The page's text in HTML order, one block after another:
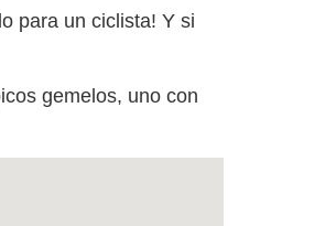
para un ciclista! Y si
gemelos, uno con